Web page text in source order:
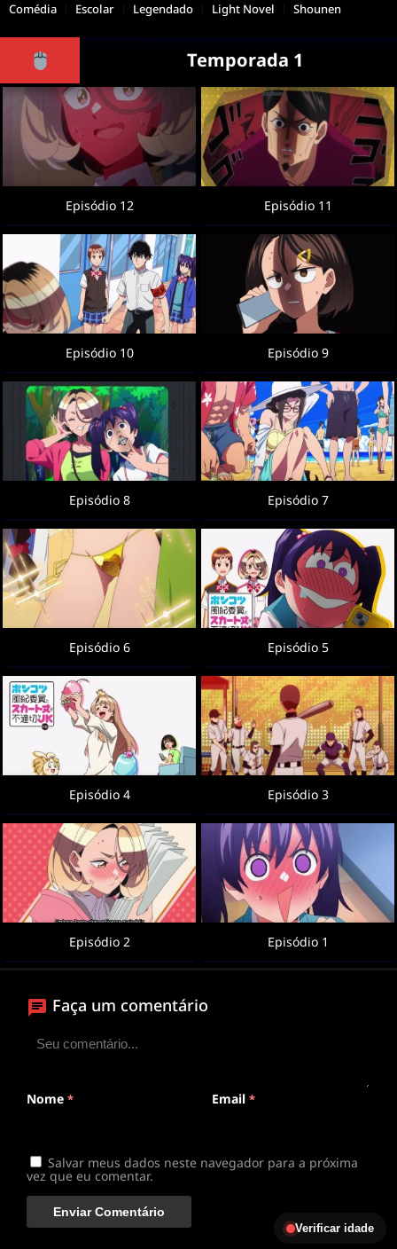
Comédia Escolar Legendado Light Novel Shounen
Temporada 1
Episódio 12 Episódio 11
Episódio 10 Episódio 9
Episódio 8 Episódio 7
Episódio 6 Episódio 5
Episódio 4 Episódio 3
Episódio 2 Episódio 1
Faça um comentário
Nome * Email *
Salvar meus dados neste navegador para a próxima
vez que eu comentar.
Verificar idade